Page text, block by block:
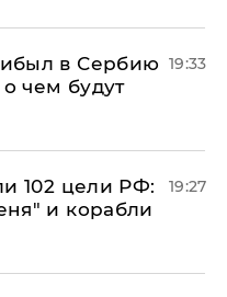
в Сербию
чем будут
19:33
102 цели РФ:
и корабли
19:27